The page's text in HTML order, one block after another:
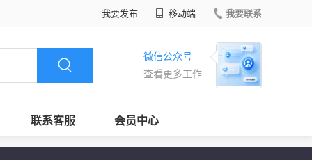
我要发布 移动端 我要联系
微信公众号
查看更多工作
联系客服 会员中心